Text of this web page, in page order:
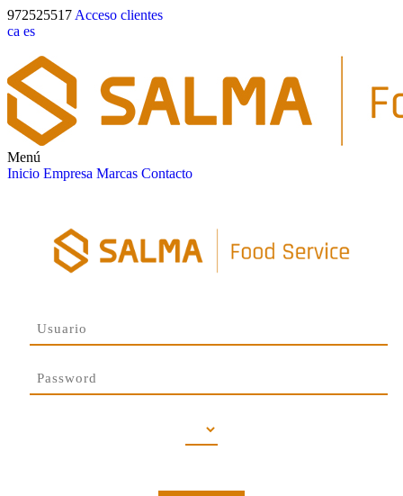
972525517 Acceso clientes
ca es
Menú
Inicio Empresa Marcas Contacto